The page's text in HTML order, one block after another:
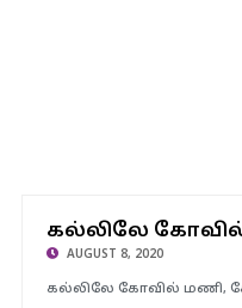
சாதனை படைக்கும்
கல்லிலே
AUGUST 8, 2020
கல்லிலே கோவில் மணி,